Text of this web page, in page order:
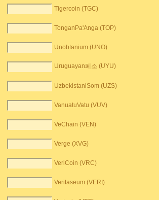
Tigercoin (TGC)
TonganPa'Anga (TOP)
Unobtanium (UNO)
Uruguayan페소 (UYU)
UzbekistaniSom (UZS)
VanuatuVatu (VUV)
VeChain (VEN)
Verge (XVG)
VeriCoin (VRC)
Veritaseum (VERI)